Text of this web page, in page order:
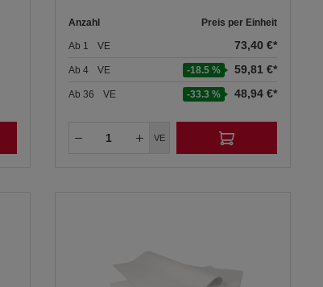
Anzahl Preis per Einheit
Ab 1 VE 73,40 €*
Ab4 VE -18.5 % 59,81 €*
Ab36 VE -33.3 % 48,94 €*
VE